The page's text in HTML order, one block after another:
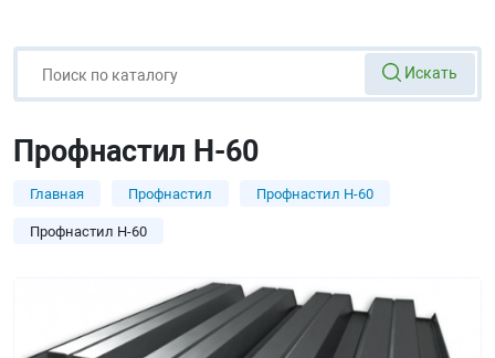
Искать
Профнастил Н-60
Главная Профнастил Профнастил Н-60
Профнастил Н-60